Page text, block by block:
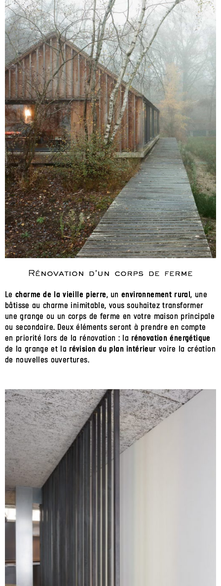
Rénovation d'un corps de ferme
Le charme de la vieille pierre, un environnement rural, une
bâtisse au charme inimitable, vous souhaitez transformer
une grange ou un corps de ferme en votre maison principale
ou secondaire. Deux éléments seront à prendre en compte
en priorité lors de la rénovation : la rénovation énergétique
de la grange et la révision du plan intérieur voire la création
de nouvelles ouvertures.